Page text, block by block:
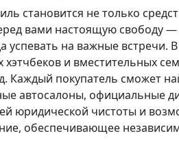
становится не только
вами настоящую свободу
успевать на важные
хэтчбеков и вместительных
Каждый покупатель сможет
автосалоны, официальные
юридической чистоты и
обеспечивающее